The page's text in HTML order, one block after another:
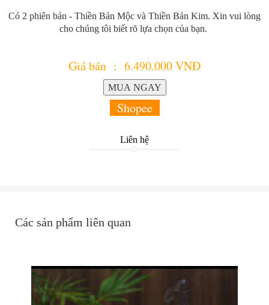
Có 2 phiên bản - Thiền Bản Mộc và Thiền Bản Kim. Xin vui lòng
cho chúng tôi biết rõ lựa chọn của bạn.
Giá bán : 6.490.000 VNĐ
Shopee
Liên hệ
Các sản phẩm liên quan